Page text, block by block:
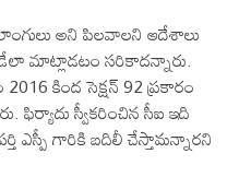
అని పిలవాలని ఆదేశాలు
మాట్లాడటం సరికాదన్నారు.
కింద సెక్షన్ 92 ప్రకారం
ఫిర్యాదు స్వీకరించిన సీఐ ఇది
ఎస్పీ గారికి బదిలీ చేస్తామన్నారని